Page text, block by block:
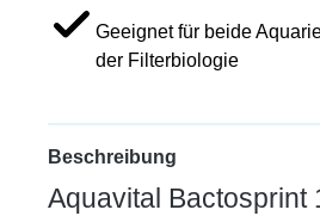
Geeignet für beide
der Filterbiologie
Beschreibung
Aquavital Bactosprint